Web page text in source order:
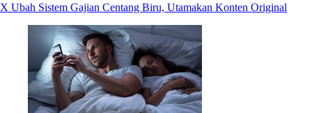
X Ubah Sistem Gajian Centang Biru, Utamakan Konten Original